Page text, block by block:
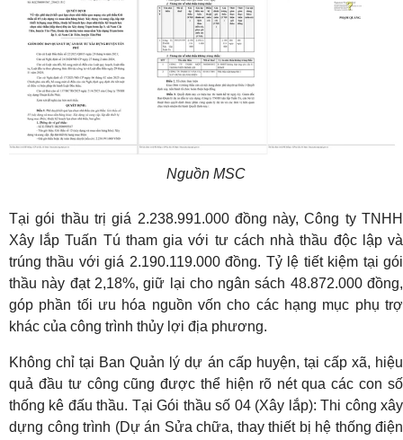
Nguồn MSC
Tại gói thầu trị giá 2.238.991.000 đồng này, Công ty TNHH
Xây lắp Tuấn Tú tham gia với tư cách nhà thầu độc lập và
trúng thầu với giá 2.190.119.000 đồng. Tỷ lệ tiết kiệm tại gói
thầu này đạt 2,18%, giữ lại cho ngân sách 48.872.000 đồng,
góp phần tối ưu hóa nguồn vốn cho các hạng mục phụ trợ
khác của công trình thủy lợi địa phương.
Không chỉ tại Ban Quản lý dự án cấp huyện, tại cấp xã, hiệu
quả đầu tư công cũng được thể hiện rõ nét qua các con số
thống kê đấu thầu. Tại Gói thầu số 04 (Xây lắp): Thi công xây
dựng công trình (Dự án Sửa chữa, thay thiết bị hệ thống điện